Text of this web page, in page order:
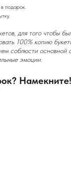
подарок.
для того чтобы
100% копию
соблюсти основной
эмоции.
Намекните!